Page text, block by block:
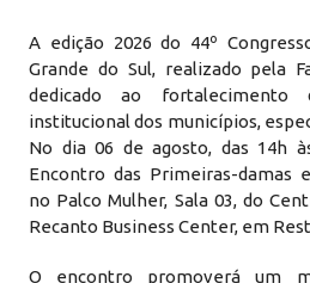
A edição 2026 do 44º
Grande do Sul, realizado pela
dedicado ao
institucional dos municípios,
No dia 06 de agosto, das 14h
Encontro das Primeiras-damas
no Palco Mulher, Sala 03, do
Recanto Business Center, em
O encontro promoverá um